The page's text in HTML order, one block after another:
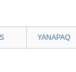
YANAPAQ